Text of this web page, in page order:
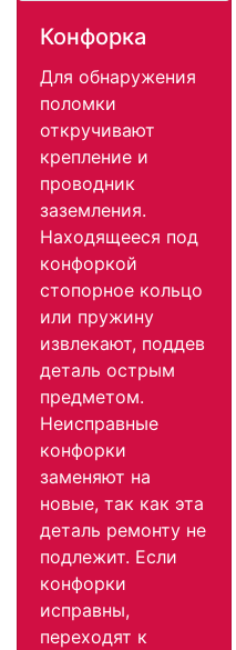
Конфорка
Для обнаружения
поломки
откручивают
крепление и
проводник
заземления.
Находящееся под
конфоркой
стопорное кольцо
или пружину
извлекают, поддев
деталь острым
предметом.
Неисправные
конфорки
заменяют на
новые, так как эта
деталь ремонту не
подлежит. Если
конфорки
исправны,
переходят к